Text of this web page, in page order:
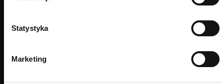
Statystyka
Marketing